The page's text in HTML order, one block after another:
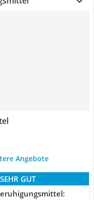
Angebote
SEHR GUT